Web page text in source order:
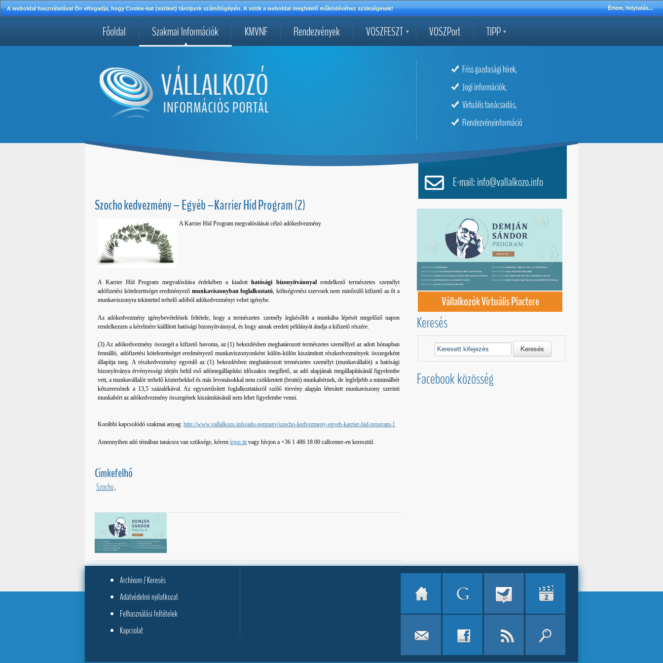
A weboldal használatával Ön elfogadja, hogy Cookie-kat (sütiket) tároljunk számítógépén. A sütik a weboldal megfelelő működéséhez szükségesek! Értem, folytatás...
Főoldal Szakmai Információk KMVNF Rendezvények VOSZFESZT VOSZPort TIPP
Friss gazdasági hírek,
Jogi információk,
Virtuális tanácsadás,
Rendezvényinformáció
Szocho kedvezmény – Egyéb –Karrier Híd Program (2)
A Karrier Híd Program megvalósítását célzó adókedvezmény
A Karrier Híd Program megvalósítása érdekében a kiadotthatósági bizonyítvánnyalrendelkező természetes személyt
adófizetési kötelezettséget eredményező munkaviszonyban foglalkoztató, költségvetési szervnek nem minősülő kifizető az őt a
munkaviszonyra tekintettel terhelő adóból adókedvezményt vehet igénybe.
Az adókedvezmény igénybevételének feltétele, hogy a természetes személy legkésőbb a munkába lépését megelőző napon
rendelkezzen a kérelmére kiállított hatósági bizonyítvánnyal, és hogy annak eredeti példányát átadja a kifizető részére.
(3) Az adókedvezmény összegét a kifizető havonta, az (1) bekezdésben meghatározott természetes személlyel az adott hónapban
fennálló, adófizetési kötelezettséget eredményező munkaviszonyonként külön-külön kiszámított részkedvezmények összegeként
állapítja meg. A részkedvezmény egyenlő az (1) bekezdésben meghatározott természetes személyt (munkavállalót) a hatósági
bizonyítványa érvényességi idején belül eső adómegállapítási időszakra megillető, az adó alapjának megállapításánál figyelembe
vett, a munkavállalót terhelő közterhekkel és más levonásokkal nem csökkentett (bruttó) munkabérnek, de legfeljebb a minimálbér
kétszeresének a 13,5 százalékával. Az egyszerűsített foglalkoztatásról szóló törvény alapján létesített munkaviszony szerinti
munkabért az adókedvezmény összegének kiszámításánál nem lehet figyelembe venni.
Korábbi kapcsolódó szakmai anyag:http://www.vallalkozo.info/ado-penzugy/szocho-kedvezmeny-egyeb-karrier-hid-program-1
Amennyiben adó témában tanácsra van szüksége, kéremírjon itt vagy hívjon a +36 1 486 18 00 callcenter-en keresztül.
Címkefelhő
Szocho,
E-mail: info@vallalkozo.info
Vállalkozók Virtuális Piactere
Keresés
Keresés
Facebook közösség
Archívum / Keresés
Adatvédelmi nyilatkozat
Felhasználási feltételek
Kapcsolat